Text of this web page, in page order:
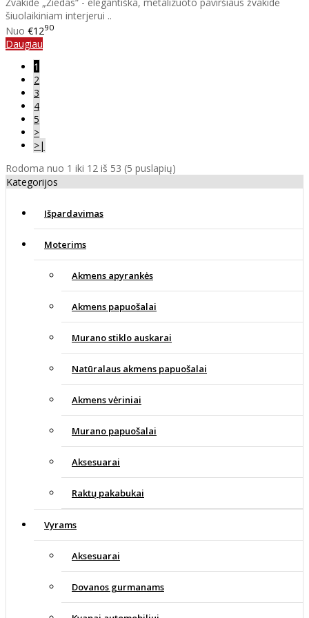
Žvakidė „Žiedas“ - elegantiška, metalizuoto paviršiaus žvakidė
šiuolaikiniam interjerui ..
Nuo €1290
Daugiau
1
2
3
4
5
>
>|
Rodoma nuo 1 iki 12 iš 53 (5 puslapių)
Kategorijos
Išpardavimas
Moterims
Akmens apyrankės
Akmens papuošalai
Murano stiklo auskarai
Natūralaus akmens papuošalai
Akmens vėriniai
Murano papuošalai
Aksesuarai
Raktų pakabukai
Vyrams
Aksesuarai
Dovanos gurmanams